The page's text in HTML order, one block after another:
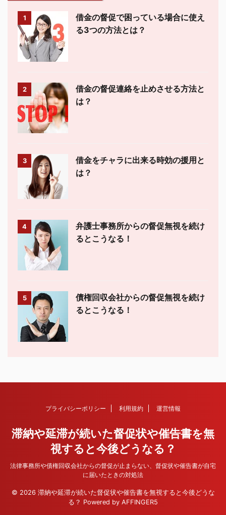
1
借金の督促で困っている場合に使え
る3つの方法とは？
2
借金の督促連絡を止めさせる方法と
は？
3
借金をチャラに出来る時効の援用と
は？
4
弁護士事務所からの督促無視を続け
るとこうなる！
5
債権回収会社からの督促無視を続け
るとこうなる！
プライバシーポリシー 利用規約 運営情報
滞納や延滞が続いた督促状や催告書を無
視すると今後どうなる？
法律事務所や債権回収会社からの督促が止まらない、督促状や催告書が自宅
に届いたときの対処法
© 2026 滞納や延滞が続いた督促状や催告書を無視すると今後どうな
る？ Powered by AFFINGER5